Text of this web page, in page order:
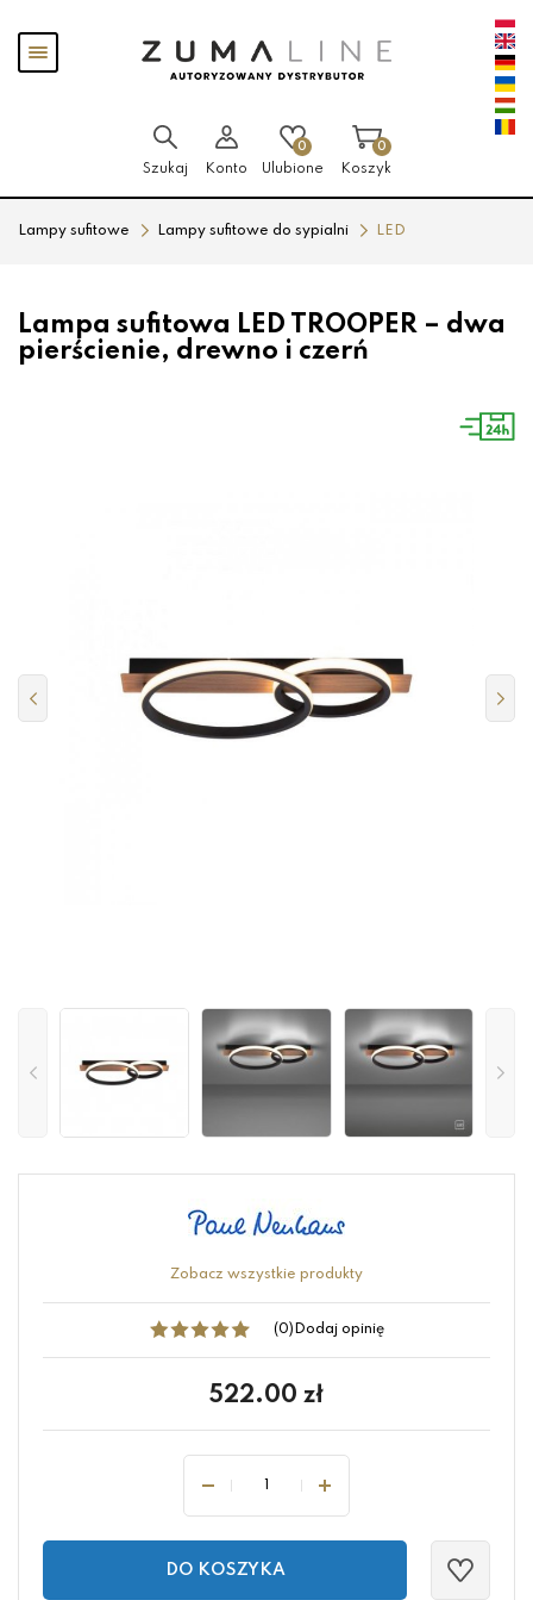
Pokaż
menu
Szukaj Konto
0
Ulubione
0
Koszyk
Lampy sufitowe Lampy sufitowe do sypialni LED
Lampa sufitowa LED TROOPER – dwa
pierścienie, drewno i czerń
Zobacz wszystkie produkty
(0) Dodaj opinię
522.00 zł
DO KOSZYKA